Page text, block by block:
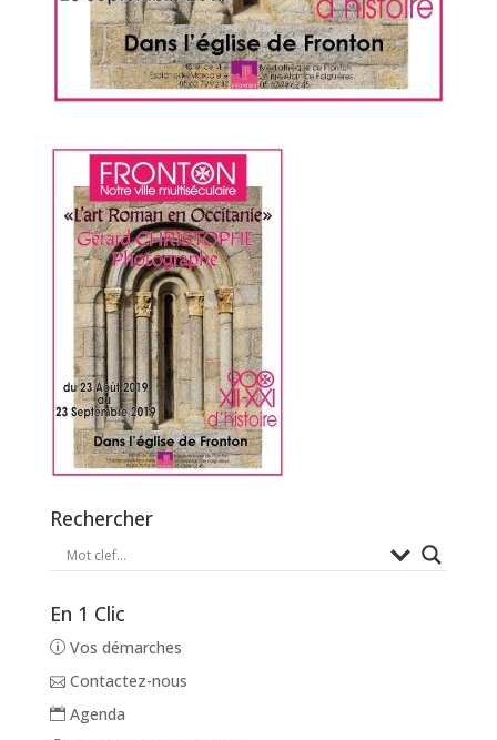
Rechercher
En 1 Clic
Vos démarches
Contactez-nous
Agenda